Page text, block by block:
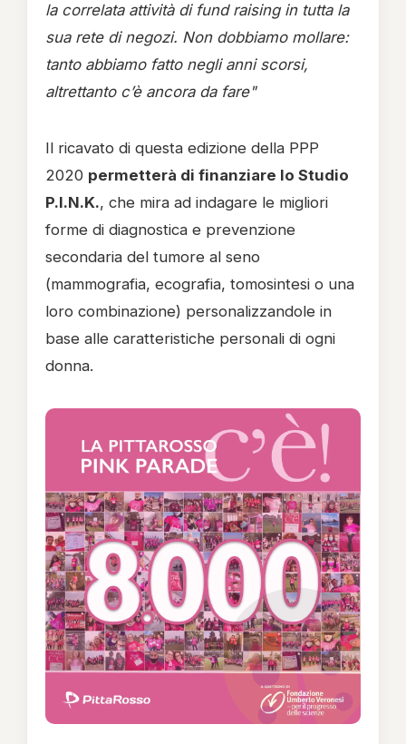
la correlata attività di fund raising in tutta la
sua rete di negozi. Non dobbiamo mollare:
tanto abbiamo fatto negli anni scorsi,
altrettanto c’è ancora da fare"
Il ricavato di questa edizione della PPP
2020 permetterà di finanziare lo Studio
P.I.N.K., che mira ad indagare le migliori
forme di diagnostica e prevenzione
secondaria del tumore al seno
(mammografia, ecografia, tomosintesi o una
loro combinazione) personalizzandole in
base alle caratteristiche personali di ogni
donna.